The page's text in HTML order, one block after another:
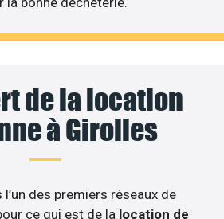
de la location
à Girolles
des premiers réseaux de
ce qui est de la location de